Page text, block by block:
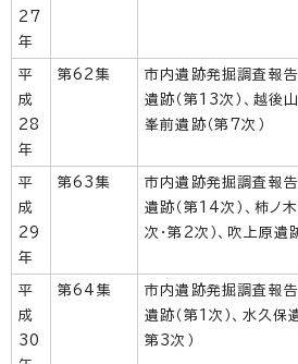
27
年
平
成
28
年
第62集
市内遺跡発掘調査報
遺跡（第13次）、越後山
峯前遺跡（第7次）
平
成
29
年
第63集
市内遺跡発掘調査報
遺跡（第14次）、柿ノ
次・第2次）、吹上原遺
平
成
30
第64集
市内遺跡発掘調査報
遺跡（第1次）、水久保
第3次）